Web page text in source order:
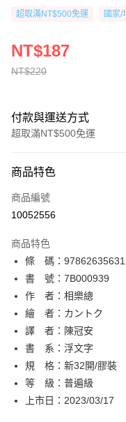
超取滿NT$500免運 國家/
NT$220
NT$187
付款與運送方式
超取滿NT$500免運
信用卡一次付款
超商取貨付款
相關說明
【關於「AFTEE先享後付」】
AFTEE先享後付是「在收到
便利好安心！
１．簡單：不需註冊會員、
２．便利：只要手機號碼，簡
３．安心：先確認商品／服務
【「AFTEE先享後付」結帳流
１．於結帳方式選擇「
結帳頁面，進行簡訊認證並
２．訂單成立數日內，您將
３．收到繳費通知簡訊後14
ATM付款
運送方式
全家取貨付款
每筆NT$80，滿NT$500(
付款後全家取貨
每筆NT$80，滿NT$500(
商品特色
商品編號
10052556
商品特色
條 碼：
書 號：7B000939
作 者：相樂總
繪 者：カントク
譯 者：陳冠安
書 系：浮文字
規 格：新32開/膠裝
等 級：普遍級
上市日：2023/03/17